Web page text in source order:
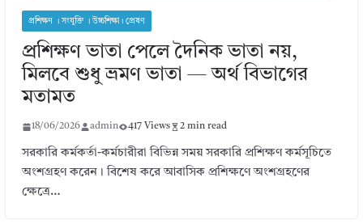
প্রশিক্ষণ । সংযুক্তি । উচ্চশিক্ষা। প্রেষণ
প্রশিক্ষণ ভাতা পেলে দৈনিক ভাতা নয়,
মিলবে শুধু ভ্রমণ ভাতা — অর্থ বিভাগের
মতামত
18/06/2026 admin 417 Views 2 min read
সরকারি কর্মকর্তা-কর্মচারীরা বিভিন্ন সময় সরকারি প্রশিক্ষণ কর্মসূচিতে
অংশগ্রহণ করেন। বিশেষ করে আবাসিক প্রশিক্ষণে অংশগ্রহণের
ক্ষেত্রে…